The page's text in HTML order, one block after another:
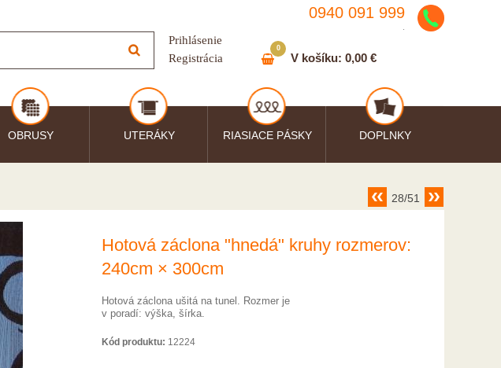
0940 091 999
Prihlásenie
Registrácia
V košíku: 0,00 €
0
OBRUSY UTERÁKY RIASIACE PÁSKY DOPLNKY
28/51
Hotová záclona "hnedá" kruhy rozmerov:
240cm × 300cm
Hotová záclona ušitá na tunel. Rozmer je
v poradí: výška, šírka.
Kód produktu: 12224